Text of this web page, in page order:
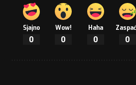
Sjajno
0
Wow!
0
Haha
0 0